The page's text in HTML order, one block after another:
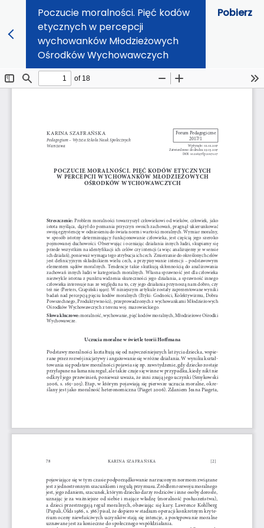
Poczucie moralności. Pięć kodów
etycznych w percepcji
wychowanków Młodzieżowych
Ośrodków Wychowawczych
Pobierz